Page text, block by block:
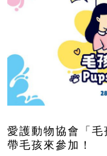
愛護動物協會「
帶毛孩來參加！